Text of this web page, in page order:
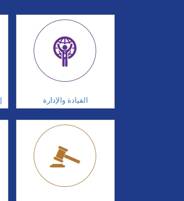
القيادة والإدارة